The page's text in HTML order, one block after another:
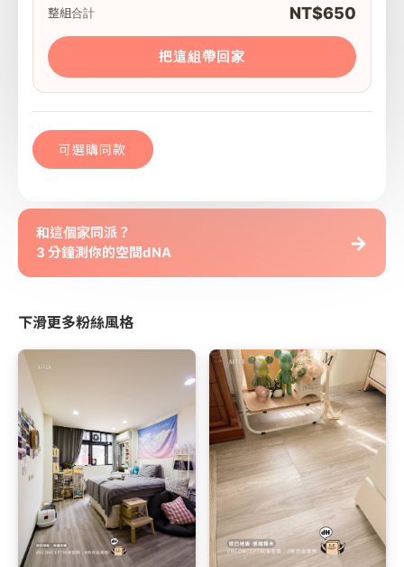
整組合計 NT$650
把這組帶回家
可選購同款
和這個家同派？
3 分鐘測你的空間dNA
→
下滑更多粉絲風格